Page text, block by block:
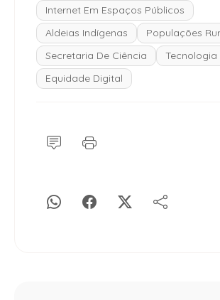
Internet Em Espaços Públicos
Aldeias Indígenas
Populações
Secretaria De Ciência
Tecnologia
Equidade Digital